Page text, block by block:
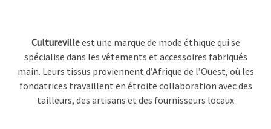
Culturevilleest une marque de mode éthique qui se
spécialise dans les vêtements et accessoires fabriqués
main. Leurs tissus proviennent d’Afrique de l’Ouest, où les
fondatrices travaillent en étroite collaboration avec des
tailleurs, des artisans et des fournisseurs locaux